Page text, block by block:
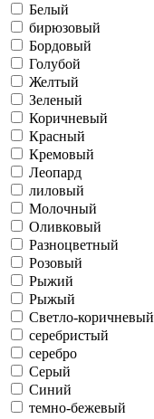
Белый
бирюзовый
Бордовый
Голубой
Желтый
Зеленый
Коричневый
Красный
Кремовый
Леопард
лиловый
Молочный
Оливковый
Разноцветный
Розовый
Рыжий
Рыжый
Светло-коричневый
серебристый
серебро
Серый
Синий
темно-бежевый